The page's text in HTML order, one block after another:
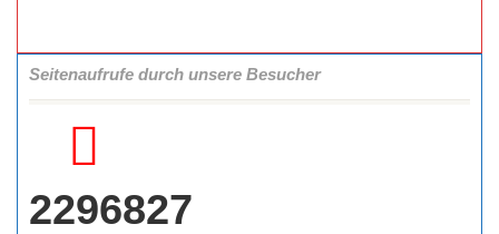
Seitenaufrufe durch unsere Besucher
2296827